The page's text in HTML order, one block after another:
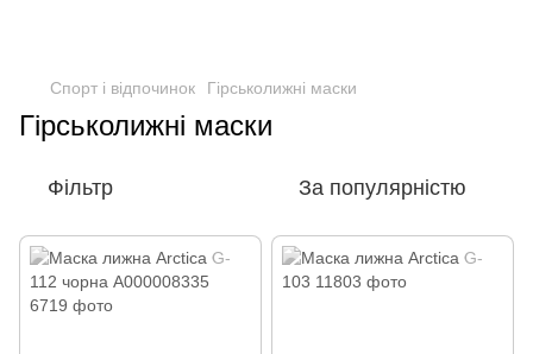
Спорт і відпочинок Гірськолижні маски
Гірськолижні маски
Фільтр За популярністю